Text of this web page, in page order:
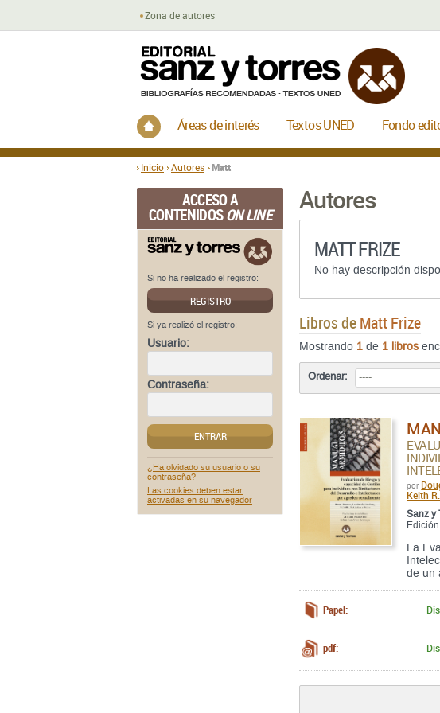
Inicio Autores Matt
Inicio
Áreas de interés Textos UNED Fondo
Zona de autores
ACCESO A
CONTENIDOSON LINE
Si no ha realizado el registro:
REGISTRO
Si ya realizó el registro:
Usuario:
Contraseña:
ENTRAR
¿Ha olvidado su usuario o su
contraseña?
Las cookies deben estar
activadas en su navegador
Autores
MATT FRIZE
No hay descripción
Libros deMatt Frize
Mostrando 1 de 1 libros
Ordenar:
por
Keith
Sanz y
La
de un
Papel:
pdf: